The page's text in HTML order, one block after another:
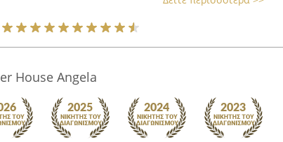
House Angela